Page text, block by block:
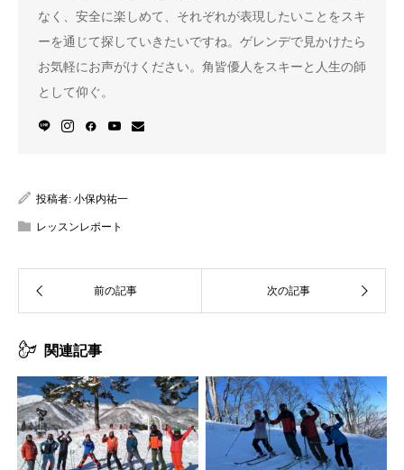
なく、安全に楽しめて、それぞれが表現したいことをスキ
ーを通じて探していきたいですね。ゲレンデで見かけたら
お気軽にお声がけください。角皆優人をスキーと人生の師
として仰ぐ。
投稿者: 小保内祐一
レッスンレポート
関連記事